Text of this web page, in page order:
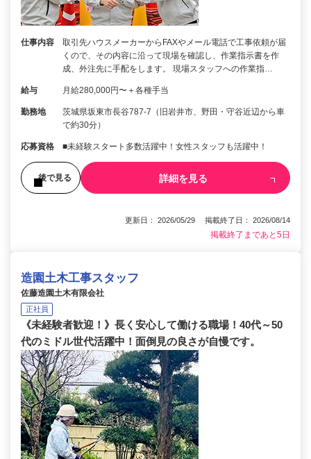
仕事内容
取引先ハウスメーカーからFAXやメール電話で工事依頼が届
くので、その内容に沿って現場を確認し、作業指示書を作
成、外注先に手配をします。 現場スタッフへの作業指…
給与 月給280,000円〜＋各種手当
勤務地
茨城県坂東市長谷787-7（旧岩井市、野田・守谷近辺から車
で約30分）
応募資格 ■未経験スタート多数活躍中！女性スタッフも活躍中！
後で見る 詳細を見る
更新日： 2026/05/29 掲載終了日： 2026/08/14
掲載終了まであと5日
造園土木工事スタッフ
佐藤造園土木有限会社
正社員
《未経験者歓迎！》長く安心して働ける職場！40代～50
代のミドル世代活躍中！面倒見の良さが自慢です。